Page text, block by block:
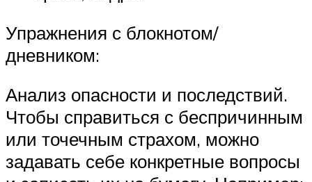
Упражнения с блокнотом/
дневником:
Анализ опасности и последствий.
Чтобы справиться с беспричинным
или точечным страхом, можно
задавать себе конкретные вопросы